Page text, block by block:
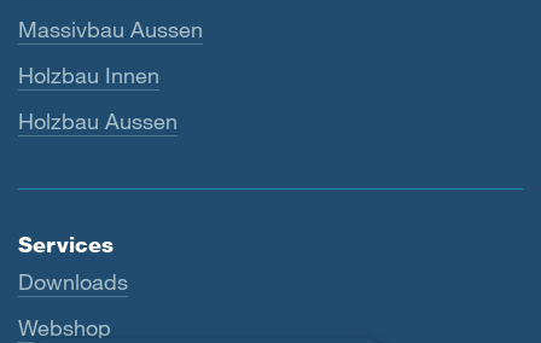
Massivbau Aussen
Holzbau Innen
Holzbau Aussen
Services
Downloads
Webshop